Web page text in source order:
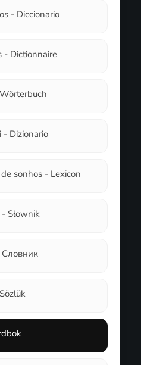
- Diccionario
- Dictionnaire
- Dizionario
sonhos - Lexicon
Słownik
Словник